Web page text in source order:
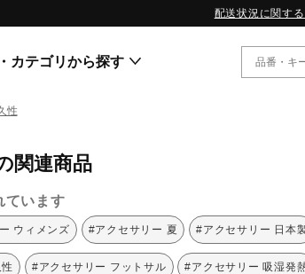
配送状況に関す
カテゴリから探す
PROPHECY
LS
RIDER
W.PROPHECY1｜特集
WP MAGIC MITA｜特集
WP STRAP｜特集
性
関連商品
ています
ウィメンズ #アクセサリー 夏 #アクセサリー 日本
#アクセサリー フットサル #アクセサリー 吸湿発